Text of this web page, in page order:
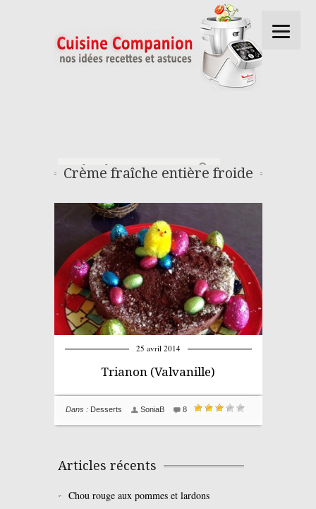
Crème fraîche entière froide
25 avril 2014
Trianon (Valvanille)
8
SoniaB
Dans : Desserts
Articles récents
Chou rouge aux pommes et lardons